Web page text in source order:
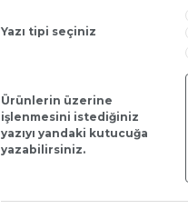
Yazı tipi seçiniz
Ürünlerin üzerine
işlenmesini istediğiniz
yazıyı yandaki kutucuğa
yazabilirsiniz.